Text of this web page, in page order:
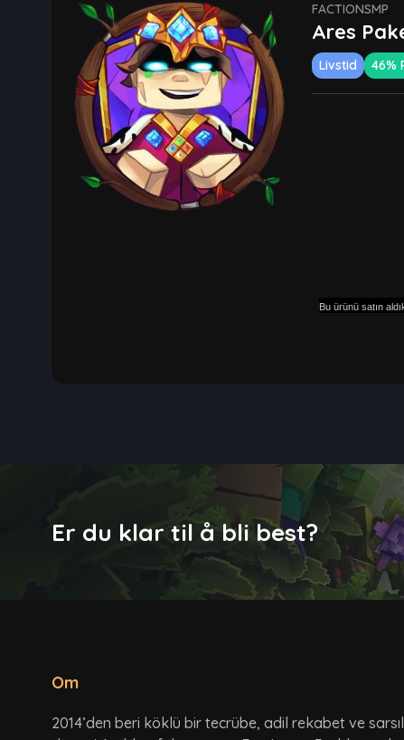
FACTIONSMP
Ares
Livstid 46%
Bu ürünü satın
Er du klar til å bli best?
Om
2014’den beri köklü bir tecrübe, adil rekabet ve